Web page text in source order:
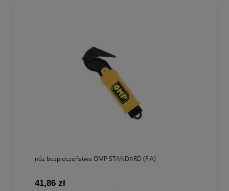
nóż bezpieczeństwa OMP STANDARD (FIA)
41,86 zł